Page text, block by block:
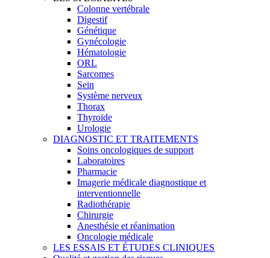
Colonne vertébrale
Digestif
Génétique
Gynécologie
Hématologie
ORL
Sarcomes
Sein
Système nerveux
Thorax
Thyroïde
Urologie
DIAGNOSTIC ET TRAITEMENTS
Soins oncologiques de support
Laboratoires
Pharmacie
Imagerie médicale diagnostique et
interventionnelle
Radiothérapie
Chirurgie
Anesthésie et réanimation
Oncologie médicale
LES ESSAIS ET ÉTUDES CLINIQUES